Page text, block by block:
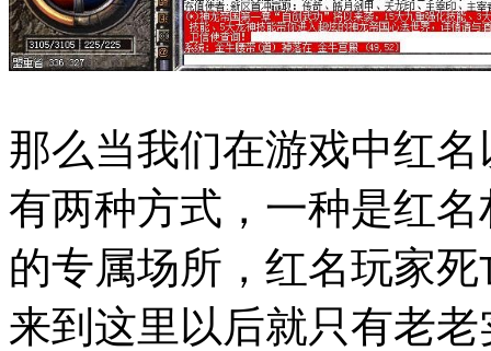
那么当我们在游戏中红
有两种方式，一种是红
的专属场所，红名玩家
来到这里以后就只有老